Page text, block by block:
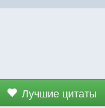
Лучшие цитаты